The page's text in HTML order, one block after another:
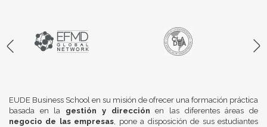
EUDE Business School en su misión de ofrecer una formación práctica
basada en la gestión y dirección en las diferentes áreas de
negocio de las empresas, pone a disposición de sus estudiantes